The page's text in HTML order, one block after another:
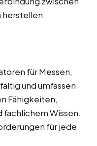
herstellen.
für Messen,
und umfassen
Fähigkeiten,
fachlichem Wissen.
für jede